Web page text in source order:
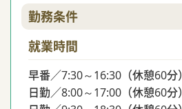
勤務条件
就業時間
早番／7:30～16:30（休憩60分）
日勤／8:00～17:00（休憩60分）